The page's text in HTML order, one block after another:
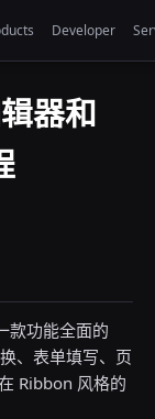
Developer
器和
款功能全面的
、表单填写、页
Ribbon 风格的